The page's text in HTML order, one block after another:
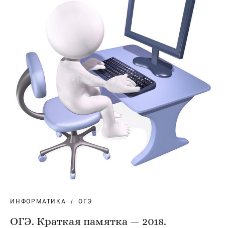
ИНФОРМАТИКА ОГЭ
ОГЭ. Краткая памятка — 2018.